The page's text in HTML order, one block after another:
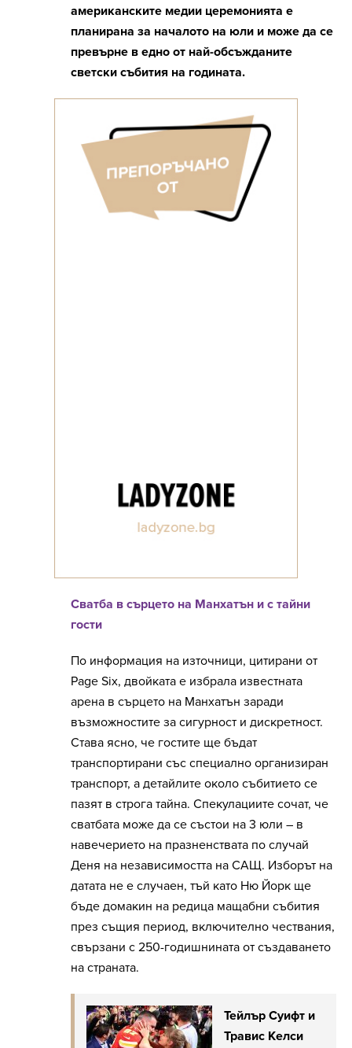
американските медии церемонията е
планирана за началото на юли и може да се
превърне в едно от най-обсъжданите
светски събития на годината.
Сватба в сърцето на Манхатън и с тайни
гости
По информация на източници, цитирани от
Page Six, двойката е избрала известната
арена в сърцето на Манхатън заради
възможностите за сигурност и дискретност.
Става ясно, че гостите ще бъдат
транспортирани със специално организиран
транспорт, а детайлите около събитието се
пазят в строга тайна. Спекулациите сочат, че
сватбата може да се състои на 3 юли – в
навечерието на празненствата по случай
Деня на независимостта на САЩ. Изборът на
датата не е случаен, тъй като Ню Йорк ще
бъде домакин на редица мащабни събития
през същия период, включително чествания,
свързани с 250-годишнината от създаването
на страната.
Тейлър Суифт и
Травис Келси